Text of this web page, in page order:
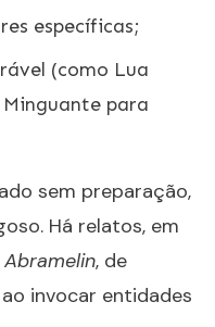
específicas;
(como Lua
para
sem preparação,
Há relatos, em
, de
invocar entidades